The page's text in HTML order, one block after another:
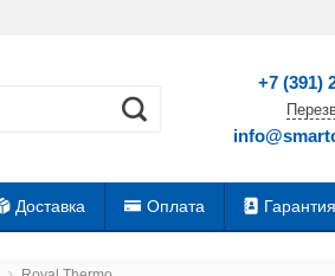
+7 (391)
Доставка Оплата